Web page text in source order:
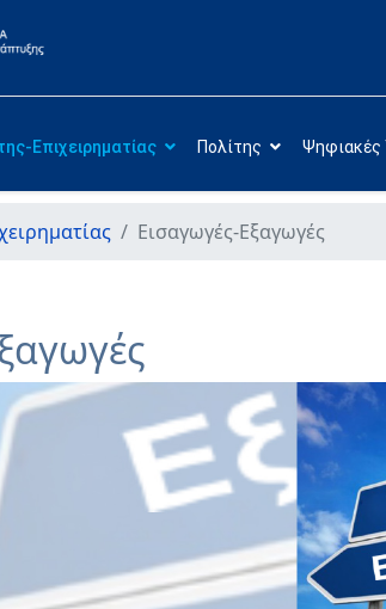
Επιχειρηματίας Πολίτης Ψηφιακές
Εισαγωγές-Εξαγωγές